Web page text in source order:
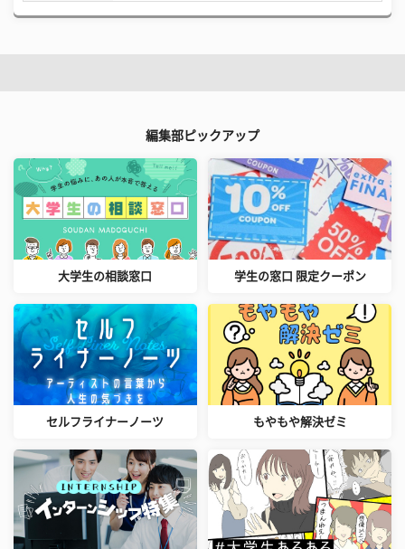
編集部ピックアップ
大学生の相談窓口 学生の窓口 限定クーポン
セルフライナーノーツ もやもや解決ゼミ